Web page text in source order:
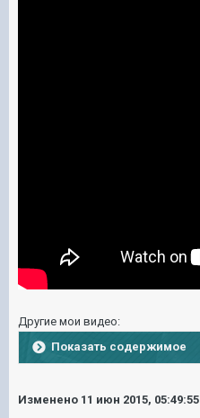
Другие мои видео:
Показать содержимое
Изменено 11 июн 2015, 05:49:55